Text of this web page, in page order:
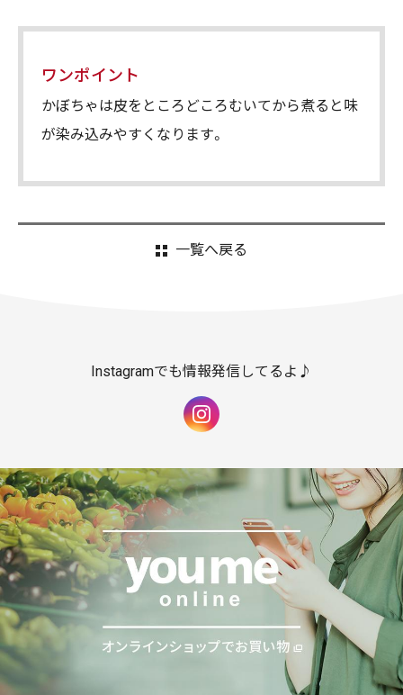
ワンポイント
かぼちゃは皮をところどころむいてから煮ると味
が染み込みやすくなります。
一覧へ戻る
Instagramでも情報発信してるよ♪